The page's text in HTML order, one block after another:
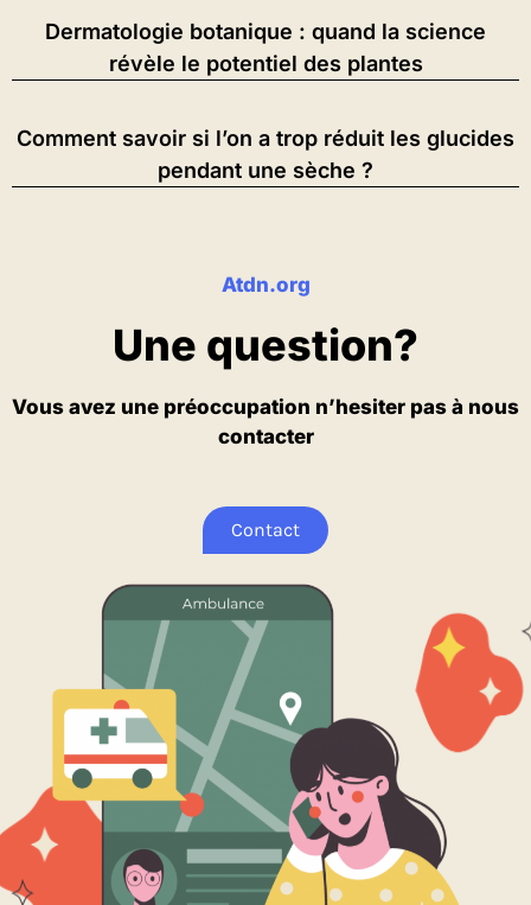
Dermatologie botanique : quand la science
révèle le potentiel des plantes
Comment savoir si l’on a trop réduit les glucides
pendant une sèche ?
Atdn.org
Une question?
Vous avez une préoccupation n’hesiter pas à nous
contacter
Contact